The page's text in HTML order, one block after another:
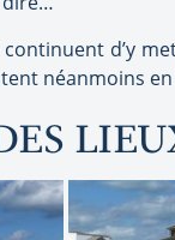
continuent d’y
néanmoins